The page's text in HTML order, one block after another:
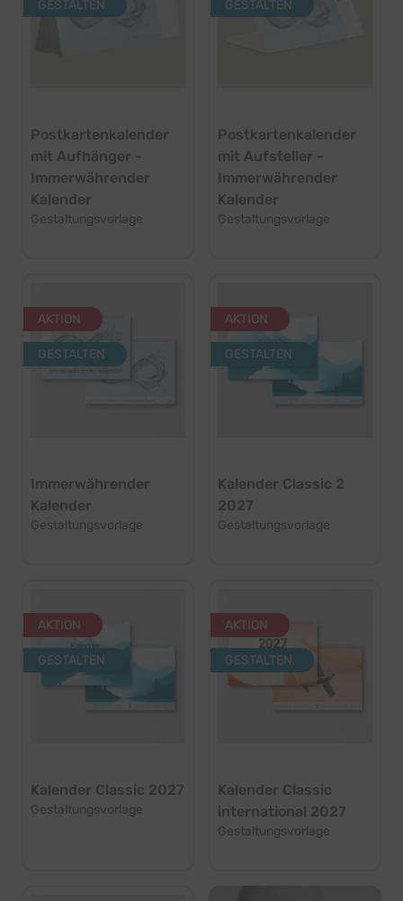
GESTALTEN
Postkartenkalender
mit Aufhänger -
Immerwährender
Kalender
Gestaltungsvorlage
GESTALTEN
Postkartenkalender
mit Aufsteller -
Immerwährender
Kalender
Gestaltungsvorlage
AKTION
GESTALTEN
Immerwährender
Kalender
Gestaltungsvorlage
AKTION
GESTALTEN
Kalender Classic 2
2027
Gestaltungsvorlage
AKTION
GESTALTEN
Kalender Classic 2027
Gestaltungsvorlage
AKTION
GESTALTEN
Kalender Classic
international 2027
Gestaltungsvorlage